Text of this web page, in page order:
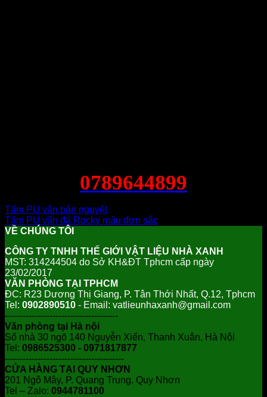
0789644899
Tấm PU vân bán nguyệt
Tấm PU vân đá Rocky màu đơn sắc
VỀ CHÚNG TÔI
CÔNG TY TNHH THẾ GIỚI VẬT LIỆU NHÀ XANH
MST: 314244504 do Sở KH&ĐT Tphcm cấp ngày
23/02/2017
VĂN PHÒNG TẠI TPHCM
ĐC: R23 Dương Thị Giang, P. Tân Thới Nhất, Q.12, Tphcm
Tel: 0902890510 - Email: vatlieunhaxanh@gmail.com
--------------------------------------
Văn phòng tại Hà nội
Số nhà 30 ngõ 140 Nguyễn Xiển, Thanh Xuân, Hà Nội
Tel: 0986525300 - 0971817877
----------------------------------------
CỬA HÀNG TẠI QUY NHƠN
201 Ngô Mây, P. Quang Trung. Quy Nhơn
Tel – Zalo: 0944781100